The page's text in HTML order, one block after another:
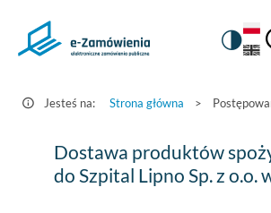
Postępowania
Zamówienia.gov.pl
na
Jesteś na: Strona główna >
Dostawa
produktów
Dostawa produktów
do Szpital Lipno Sp. z o.o.